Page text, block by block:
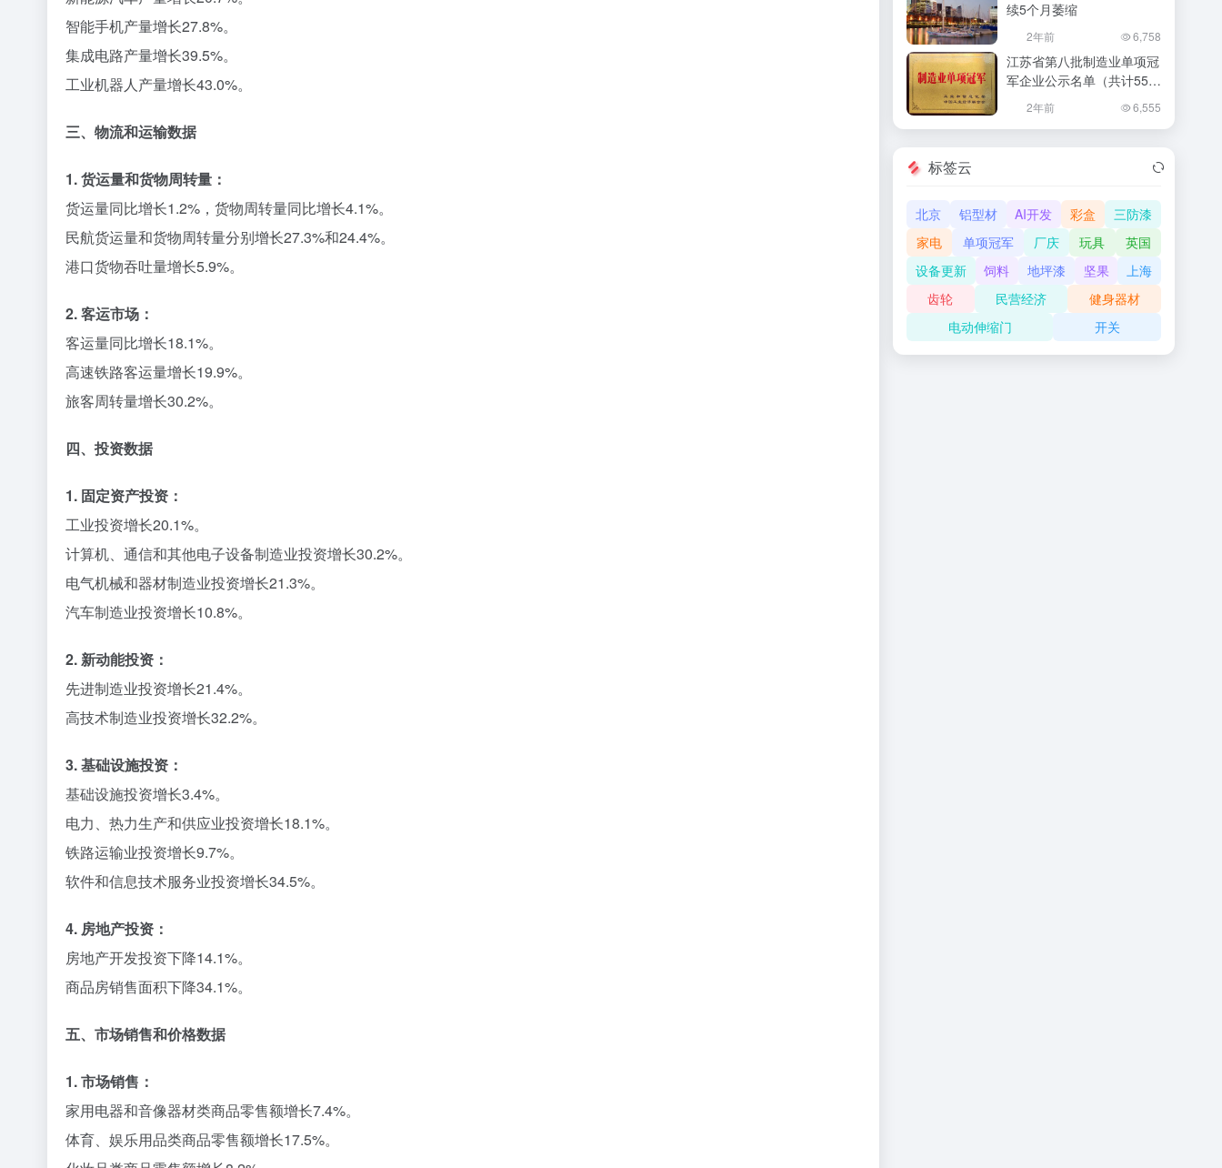
智能手机产量增长27.8%。
集成电路产量增长39.5%。
工业机器人产量增长43.0%。
三、物流和运输数据
1. 货运量和货物周转量：
货运量同比增长1.2%，货物周转量同比增长4.1%。
民航货运量和货物周转量分别增长27.3%和24.4%。
港口货物吞吐量增长5.9%。
2. 客运市场：
客运量同比增长18.1%。
高速铁路客运量增长19.9%。
旅客周转量增长30.2%。
四、投资数据
1. 固定资产投资：
工业投资增长20.1%。
计算机、通信和其他电子设备制造业投资增长30.2%。
电气机械和器材制造业投资增长21.3%。
汽车制造业投资增长10.8%。
2. 新动能投资：
先进制造业投资增长21.4%。
高技术制造业投资增长32.2%。
3. 基础设施投资：
基础设施投资增长3.4%。
电力、热力生产和供应业投资增长18.1%。
铁路运输业投资增长9.7%。
软件和信息技术服务业投资增长34.5%。
4. 房地产投资：
房地产开发投资下降14.1%。
商品房销售面积下降34.1%。
五、市场销售和价格数据
1. 市场销售：
家用电器和音像器材类商品零售额增长7.4%。
体育、娱乐用品类商品零售额增长17.5%。
续5个月萎缩
2年前 6,758
江苏省第八批制造业单项冠
军企业公示名单（共计55
家）2年前 6,555
标签云
北京 铝型材 AI开发 彩盒
三防漆
家电
单项冠军 厂庆 玩具
英国
设备更新
饲料 地坪漆 坚果
上海
齿轮
民营经济
健身器材
电动伸缩门
开关